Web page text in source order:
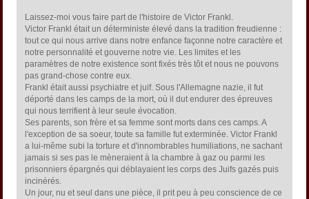
Laissez-moi vous faire part de l'histoire de Victor Frankl.
Victor Frankl était un déterministe élevé dans la tradition freudienne :
tout ce qui nous arrive dans notre enfance façonne notre caractère et
notre personnalité et gouverne notre vie. Les limites et les
paramètres de notre existence sont fixés très tôt et nous ne pouvons
pas grand-chose contre eux.
Frankl était aussi psychiatre et juif. Sous l'Allemagne nazie, il fut
déporté dans les camps de la mort, où il dut endurer des épreuves
qui nous terrifient à leur seule évocation.
Ses parents, son frère et sa femme sont morts dans ces camps. A
l'exception de sa soeur, toute sa famille fut exterminée. Victor Frankl
a lui-même subi la torture et d'innombrables humiliations, ne sachant
jamais si ses pas le mèneraient à la chambre à gaz ou parmi les
prisonniers épargnés qui déblayaient les corps des Juifs gazés puis
incinérés.
Un jour, nu et seul dans une pièce, il prit peu à peu conscience de ce